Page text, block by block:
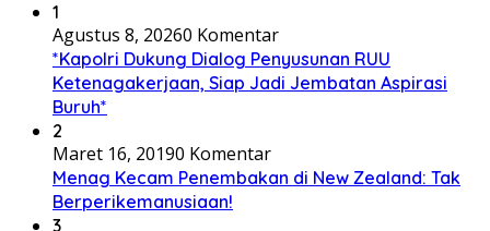
1
Agustus 8, 20260 Komentar
*Kapolri Dukung Dialog Penyusunan RUU
Ketenagakerjaan, Siap Jadi Jembatan Aspirasi
Buruh*
2
Maret 16, 20190 Komentar
Menag Kecam Penembakan di New Zealand: Tak
Berperikemanusiaan!
3